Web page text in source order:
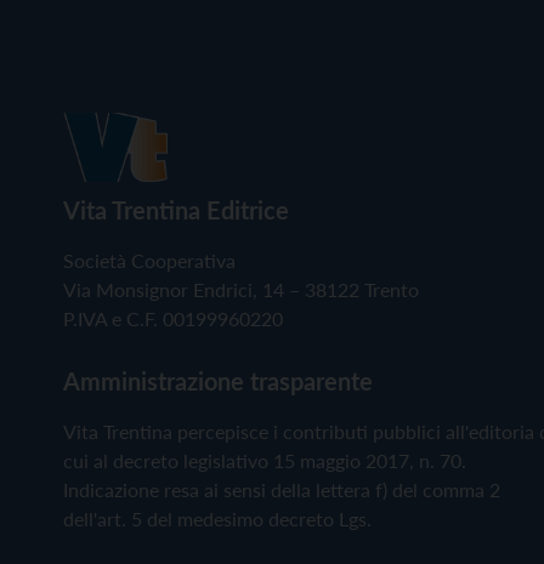
Vita Trentina Editrice
Società Cooperativa
Via Monsignor Endrici, 14 – 38122 Trento
P.IVA e C.F. 00199960220
Amministrazione trasparente
Vita Trentina percepisce i contributi pubblici all'editoria
cui al decreto legislativo 15 maggio 2017, n. 70.
Indicazione resa ai sensi della lettera f) del comma 2
dell'art. 5 del medesimo decreto Lgs.